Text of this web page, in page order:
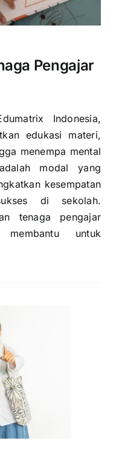
Pengajar
Indonesia,
edukasi materi,
menempa mental
modal yang
kesempatan
di sekolah.
tenaga pengajar
untuk